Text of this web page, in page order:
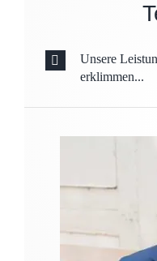
Unsere
erklimmen...